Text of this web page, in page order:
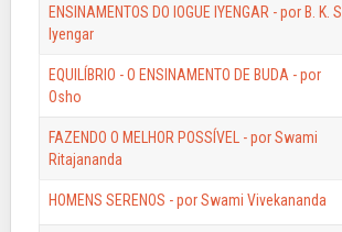
ENSINAMENTOS DO IOGUE IYENGAR - por B. K. S.
Iyengar
EQUILÍBRIO - O ENSINAMENTO DE BUDA - por
Osho
FAZENDO O MELHOR POSSÍVEL - por Swami
Ritajananda
HOMENS SERENOS - por Swami Vivekananda